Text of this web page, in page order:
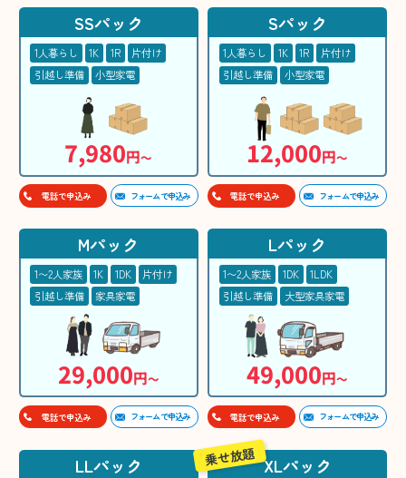
SSパック
1人暮らし 1K 1R
片付け
引越し準備
小型家電
7,980円〜
電話で申込み フォームで申込み
Sパック
1人暮らし 1K 1R
片付け
引越し準備
小型家電
12,000円〜
電話で申込み フォームで申込み
Mパック
1〜2人家族 1K 1DK
片付け
引越し準備
家具家電
29,000円〜
電話で申込み フォームで申込み
Lパック
1〜2人家族 1DK
1LDK
引越し準備
大型家具家電
49,000円〜
電話で申込み フォームで申込み
LLパック XLパック
乗せ放題